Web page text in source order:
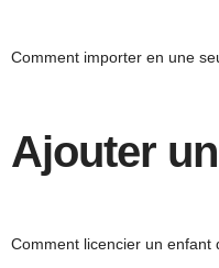
Comment importer en une
Ajouter
Comment licencier un enfant